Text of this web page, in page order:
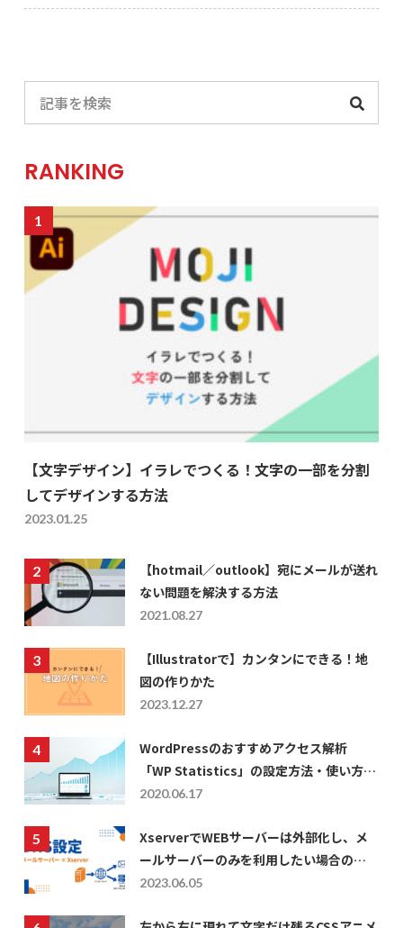
RANKING
【文字デザイン】イラレでつくる！文字の一部を分割
してデザインする方法
2023.01.25
【hotmail／outlook】宛にメールが送れ
ない問題を解決する方法
2021.08.27
【Illustratorで】カンタンにできる！地
図の作りかた
2023.12.27
WordPressのおすすめアクセス解析
「WP Statistics」の設定方法・使い方に
ついて
2020.06.17
XserverでWEBサーバーは外部化し、メ
ールサーバーのみを利用したい場合の
DNS設定
2023.06.05